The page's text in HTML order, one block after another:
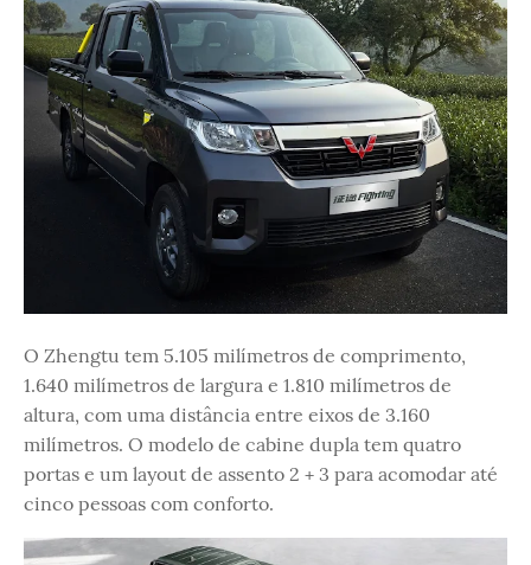
O Zhengtu tem 5.105 milímetros de comprimento,
1.640 milímetros de largura e 1.810 milímetros de
altura, com uma distância entre eixos de 3.160
milímetros. O modelo de cabine dupla tem quatro
portas e um layout de assento 2 + 3 para acomodar até
cinco pessoas com conforto.